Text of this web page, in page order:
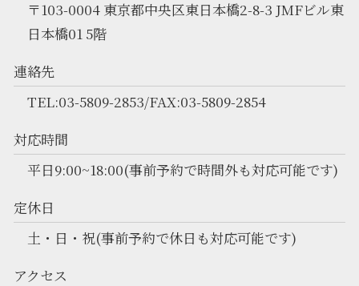
〒103-0004 東京都中央区東日本橋2-8-3 JMFビル東
日本橋01 5階
連絡先
TEL:03-5809-2853/FAX:03-5809-2854
対応時間
平日9:00~18:00(事前予約で時間外も対応可能です)
定休日
土・日・祝(事前予約で休日も対応可能です)
アクセス